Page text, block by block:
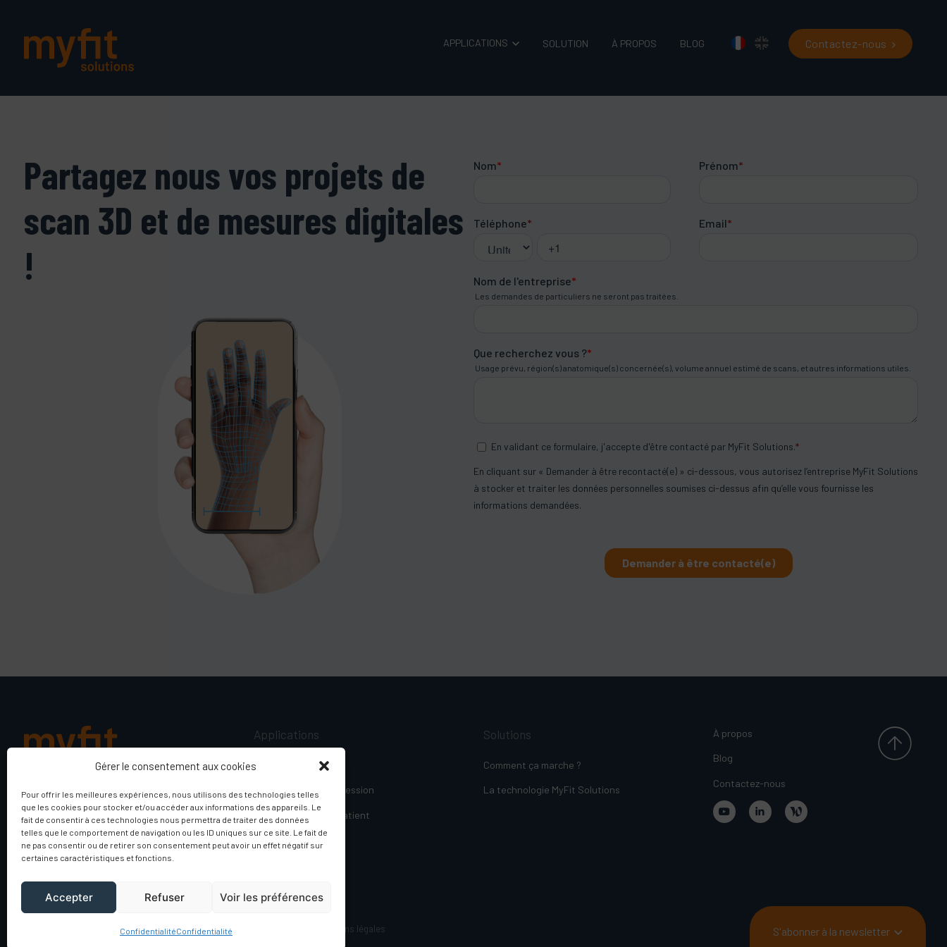
Gérer le consentement aux cookies
Pour offrir les meilleures expériences, nous utilisons des technologies telles
que les cookies pour stocker et/ou accéder aux informations des appareils. Le
fait de consentir à ces technologies nous permettra de traiter des données
telles que le comportement de navigation ou les ID uniques sur ce site. Le fait de
ne pas consentir ou de retirer son consentement peut avoir un effet négatif sur
certaines caractéristiques et fonctions.
Accepter Refuser Voir les préférences
ConfidentialitéConfidentialité
APPLICATIONS SOLUTION À PROPOS BLOG Contactez-nous
Partagez nous vos projets de
scan 3D et de mesures digitales
!
3DSCAN DIFFERENT
ANYWHERE, BY ANYONE
Applications
O&P sur mesure
Vêtements de compression
Diagnostic et suivi patient
Solutions
Comment ça marche ?
La technologie MyFit Solutions
À propos
Blog
Contactez-nous
© 2026 MyFit Solutions - Tous droits réservés Mentions légales S'abonner à la newsletter